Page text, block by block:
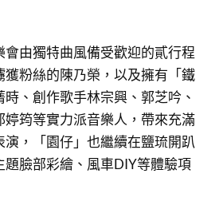
會由獨特曲風備受歡迎的貳行程
獲粉絲的陳乃榮，以及擁有「鐵
、創作歌手林宗興、郭芝吟、
婷筠等實力派音樂人，帶來充滿
演，「園仔」也繼續在鹽琉開趴
題臉部彩繪、風車DIY等體驗項